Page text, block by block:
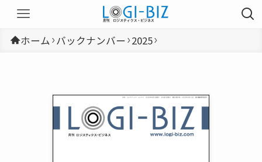
ホーム バックナンバー 2025